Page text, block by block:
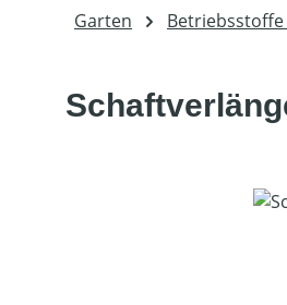
Garten
Bildergalerie überspringen